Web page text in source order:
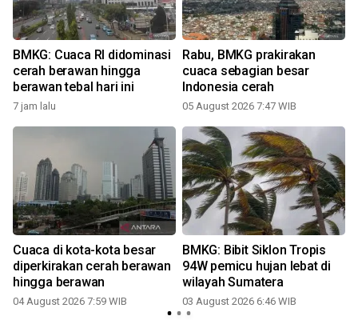
BMKG: Cuaca RI didominasi
cerah berawan hingga
berawan tebal hari ini
7 jam lalu
Rabu, BMKG prakirakan
cuaca sebagian besar
Indonesia cerah
05 August 2026 7:47 WIB
Cuaca di kota-kota besar
diperkirakan cerah berawan
hingga berawan
04 August 2026 7:59 WIB
BMKG: Bibit Siklon Tropis
94W pemicu hujan lebat di
wilayah Sumatera
03 August 2026 6:46 WIB